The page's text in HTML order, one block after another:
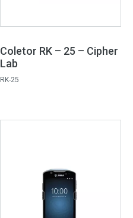
Coletor RK – 25 – Cipher
Lab
RK-25